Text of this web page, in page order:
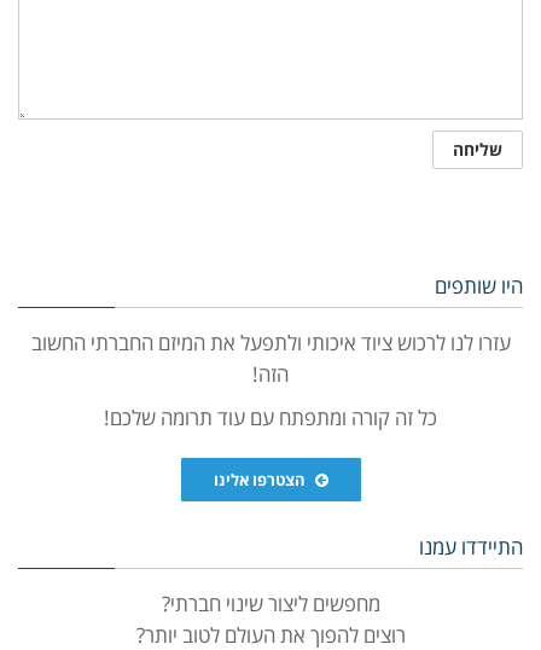
היו שותפים
עזרו לנו לרכוש ציוד איכותי ולתפעל את המיזם החברתי החשוב
הזה!
כל זה קורה ומתפתח עם עוד תרומה שלכם!
הצטרפו אלינו
התיידדו עמנו
מחפשים ליצור שינוי חברתי?
רוצים להפוך את העולם לטוב יותר?